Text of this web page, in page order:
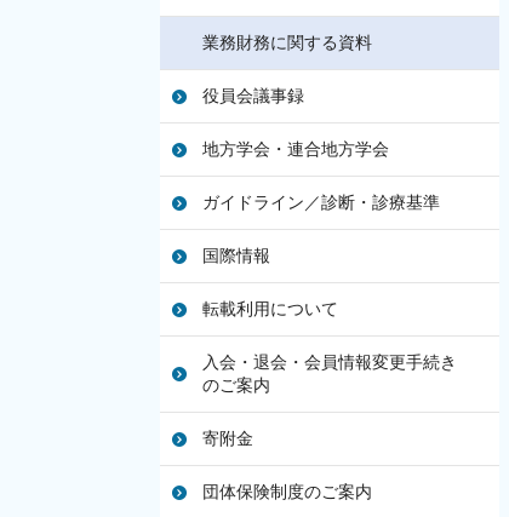
業務財務に関する資料
役員会議事録
地方学会・連合地方学会
ガイドライン／診断・診療基準
国際情報
転載利用について
入会・退会・会員情報変更手続き
のご案内
寄附金
団体保険制度のご案内